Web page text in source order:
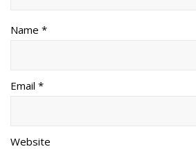
Name *
Email *
Website